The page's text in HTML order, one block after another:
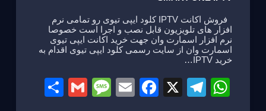
فروش اکانت IPTV کلود ایپی تیوی رو تمامی نرم
افزار های تلویزیون قابل نصب و اجرا است خصوصا
نرم افزار اسمارت وان جهت خرید اکانت ایپی تیوی
اسمارت وان از سایت رسمی کلود ایپی تیوی اقدام به
خرید IPTV…
W
T
X
F
E
M
G